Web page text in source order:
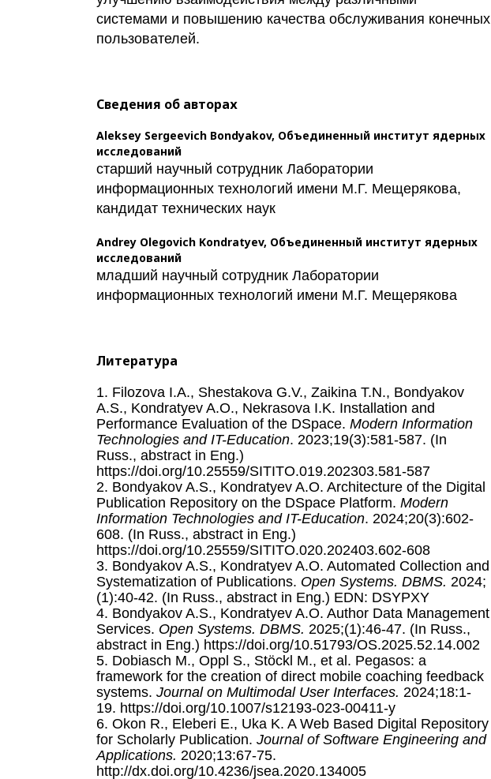
системами и повышению качества обслуживания конечных
пользователей.
Сведения об авторах
Aleksey Sergeevich Bondyakov, Объединенный институт ядерных
исследований
старший научный сотрудник Лаборатории
информационных технологий имени М.Г. Мещерякова,
кандидат технических наук
Andrey Olegovich Kondratyev, Объединенный институт ядерных
исследований
младший научный сотрудник Лаборатории
информационных технологий имени М.Г. Мещерякова
Литература
1. Filozova I.A., Shestakova G.V., Zaikina T.N., Bondyakov
A.S., Kondratyev A.O., Nekrasova I.K. Installation and
Performance Evaluation of the DSpace. Modern Information
Technologies and IT-Education. 2023;19(3):581-587. (In
Russ., abstract in Eng.)
https://doi.org/10.25559/SITITO.019.202303.581-587
2. Bondyakov A.S., Kondratyev A.O. Architecture of the Digital
Publication Repository on the DSpace Platform. Modern
Information Technologies and IT-Education. 2024;20(3):602-
608. (In Russ., abstract in Eng.)
https://doi.org/10.25559/SITITO.020.202403.602-608
3. Bondyakov A.S., Kondratyev A.O. Automated Collection and
Systematization of Publications. Open Systems. DBMS. 2024;
(1):40-42. (In Russ., abstract in Eng.) EDN: DSYPXY
4. Bondyakov A.S., Kondratyev A.O. Author Data Management
Services. Open Systems. DBMS. 2025;(1):46-47. (In Russ.,
abstract in Eng.) https://doi.org/10.51793/OS.2025.52.14.002
5. Dobiasch M., Oppl S., Stöckl M., et al. Pegasos: a
framework for the creation of direct mobile coaching feedback
systems. Journal on Multimodal User Interfaces. 2024;18:1-
19. https://doi.org/10.1007/s12193-023-00411-y
6. Okon R., Eleberi E., Uka K. A Web Based Digital Repository
for Scholarly Publication. Journal of Software Engineering and
Applications. 2020;13:67-75.
http://dx.doi.org/10.4236/jsea.2020.134005